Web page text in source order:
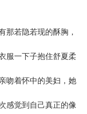
若隐若现的酥胸，
服一下子抱住舒夏柔
吻着怀中的美妇，她
感觉到自己真正的像